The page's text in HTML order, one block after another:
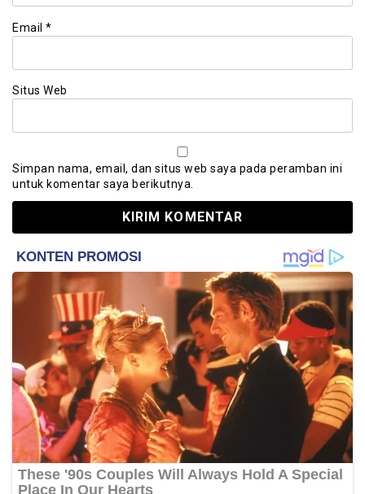
Email *
Situs Web
Simpan nama, email, dan situs web saya pada peramban ini
untuk komentar saya berikutnya.